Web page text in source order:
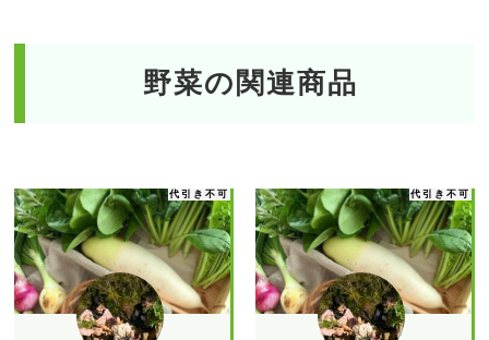
野菜の関連商品
代引き不可 代引き不可